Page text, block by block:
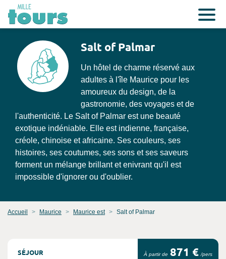
Salt of Palmar
Un hôtel de charme réservé aux
adultes à l'île Maurice pour les
amoureux du design, de la
gastronomie, des voyages et de
l'authenticité. Le Salt of Palmar est une beauté
exotique indéniable. Elle est indienne, française,
créole, chinoise et africaine. Ses couleurs, ses
histoires, ses coutumes, ses sons et ses saveurs
forment un mélange brillant et enivrant qu'il est
impossible d'ignorer ou d'oublier.
Accueil Maurice Maurice est Salt of Palmar
SÉJOUR À partir de 871 € /pers